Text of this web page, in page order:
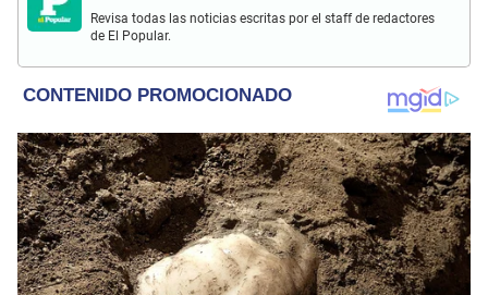
Revisa todas las noticias escritas por el staff de redactores
de El Popular.